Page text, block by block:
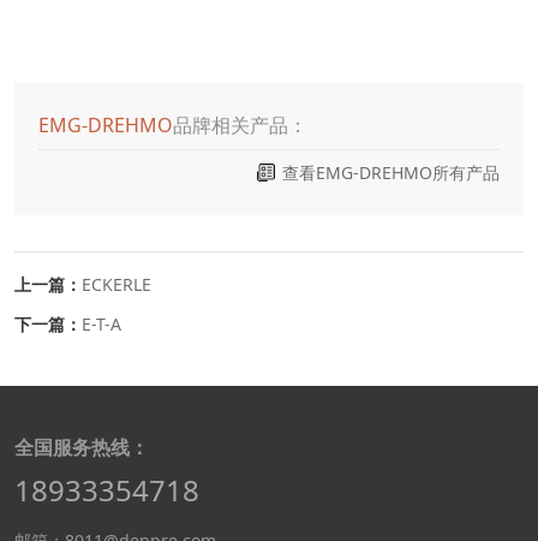
EMG-DREHMO品牌相关产品：
查看EMG-DREHMO所有产品
上一篇： ECKERLE
下一篇： E-T-A
全国服务热线：
18933354718